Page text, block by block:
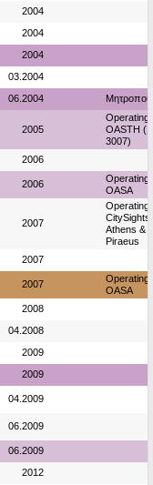
2004
2004
2004
03.2004
06.2004
2005
Operating
OASTH
3007)
2006
2006
Operating
OASA
2007
Operating
Athens &
Piraeus
2007
2007
Operating
OASA
2008
04.2008
2009
2009
04.2009
06.2009
06.2009
2012